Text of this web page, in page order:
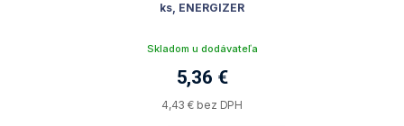
ks, ENERGIZER
Skladom u dodávateľa
5,36 €
4,43 € bez DPH